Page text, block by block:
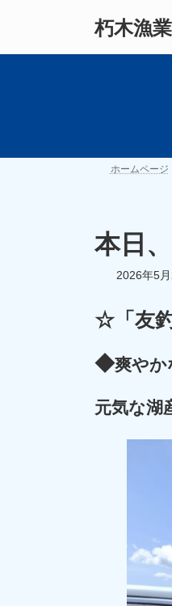
ン
プ
ー
動
朽木漁
ホームページ
本日
2026年5
☆「友
◆爽やか
元気な湖